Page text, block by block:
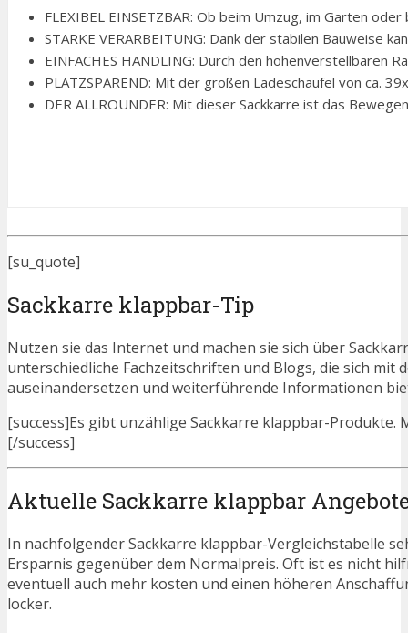
FLEXIBEL EINSETZBAR: Ob beim Umzug, im Garten
STARKE VERARBEITUNG: Dank der stabilen Bauweise
EINFACHES HANDLING: Durch den höhenverstellbaren
PLATZSPAREND: Mit der großen Ladeschaufel von ca.
DER ALLROUNDER: Mit dieser Sackkarre ist das
[su_quote]
Sackkarre klappbar-Tip
Nutzen sie das Internet und machen sie sich über
unterschiedliche Fachzeitschriften und Blogs, die sich
auseinandersetzen und weiterführende Informationen
[success]Es gibt unzählige Sackkarre klappbar-
[/success]
Aktuelle Sackkarre klappbar
In nachfolgender Sackkarre klappbar-Vergleichstabelle
Ersparnis gegenüber dem Normalpreis. Oft ist es nicht
eventuell auch mehr kosten und einen höheren
locker.